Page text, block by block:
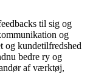
til sig og
og
og kundetilfredshed
bedre ry og
af værktøj,